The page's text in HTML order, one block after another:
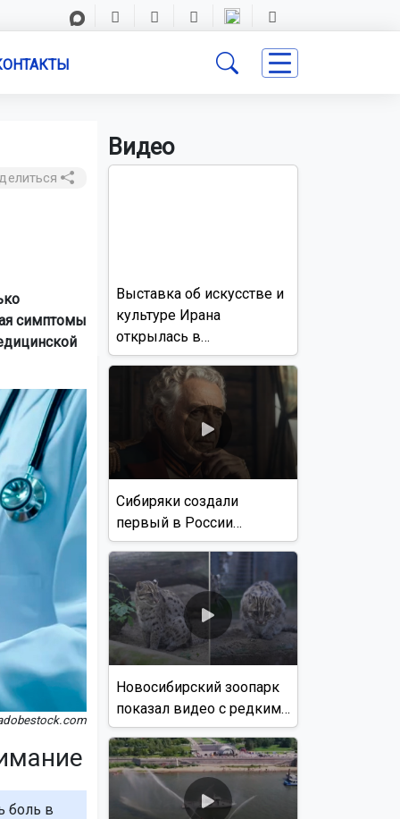
симптомы
боль в
Видео
Выставка об искусстве и
культуре Ирана
открылась в
Новосибирске
Сибиряки создали
первый в России
документальный фильм
с использованием ИИ
Новосибирский зоопарк
показал видео с редким
виверровым котом